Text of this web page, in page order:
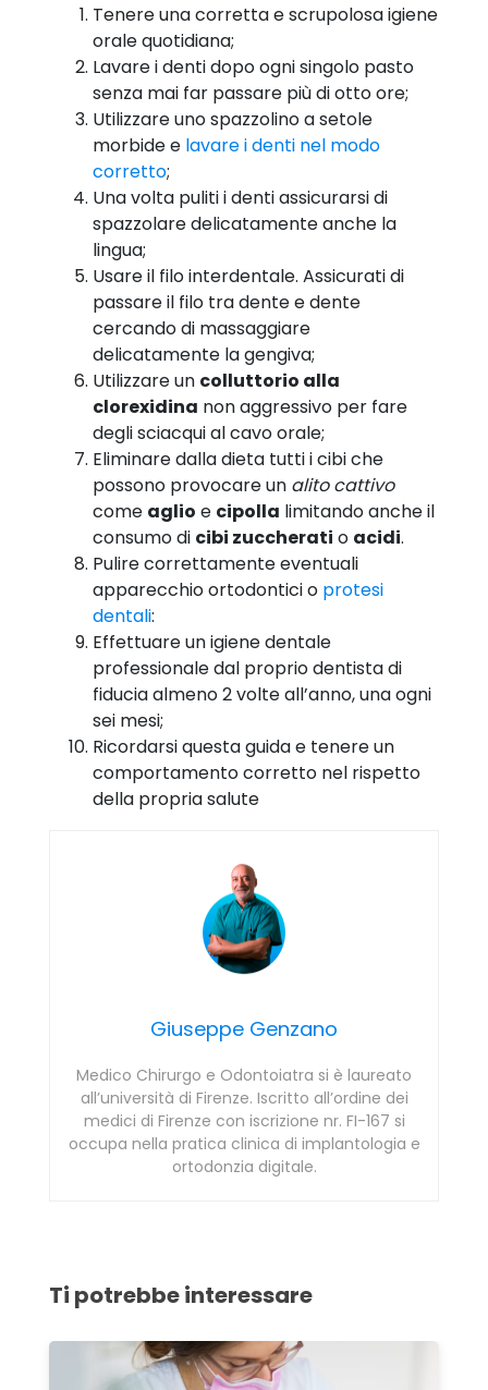
Tenere una corretta e scrupolosa igiene
orale quotidiana;
Lavare i denti dopo ogni singolo pasto
senza mai far passare più di otto ore;
Utilizzare uno spazzolino a setole
morbide e lavare i denti nel modo
corretto;
Una volta puliti i denti assicurarsi di
spazzolare delicatamente anche la
lingua;
Usare il filo interdentale. Assicurati di
passare il filo tra dente e dente
cercando di massaggiare
delicatamente la gengiva;
Utilizzare un colluttorio alla
clorexidina non aggressivo per fare
degli sciacqui al cavo orale;
Eliminare dalla dieta tutti i cibi che
possono provocare un alito cattivo
come aglio e cipolla limitando anche il
consumo di cibi zuccherati o acidi.
Pulire correttamente eventuali
apparecchio ortodontici o protesi
dentali:
Effettuare un igiene dentale
professionale dal proprio dentista di
fiducia almeno 2 volte all’anno, una ogni
sei mesi;
Ricordarsi questa guida e tenere un
comportamento corretto nel rispetto
della propria salute
Giuseppe Genzano
Medico Chirurgo e Odontoiatra si è laureato
all’università di Firenze. Iscritto all’ordine dei
medici di Firenze con iscrizione nr. FI-167 si
occupa nella pratica clinica di implantologia e
ortodonzia digitale.
Ti potrebbe interessare